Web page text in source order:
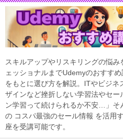
スキルアップやリスキリングの悩
ェッショナルまでUdemyのおすす
をもとに選び方を解説。ITやビジ
ザインなど挫折しない学習法やセ
ン学習って続けられるか不安…」そ
の コスパ最強のセール情報 を活用
座を受講可能です。